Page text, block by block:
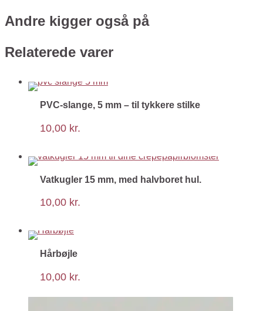
antal
Andre kigger også på
Relaterede varer
PVC-slange, 5 mm – til tykkere stilke
10,00 kr.
Vatkugler 15 mm, med halvboret hul.
10,00 kr.
Hårbøjle
10,00 kr.